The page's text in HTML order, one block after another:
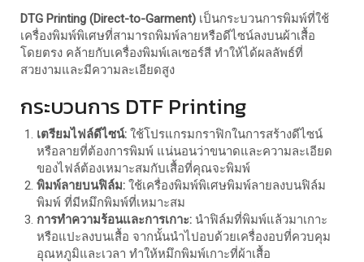
DTG Printing (Direct-to-Garment) เป็นกระบวนการพิมพ์ที่ใช้
เครื่องพิมพ์พิเศษที่สามารถพิมพ์ลายหรือดีไซน์ลงบนผ้าเสื้อ
โดยตรง คล้ายกับเครื่องพิมพ์เลเซอร์สี ทำให้ได้ผลลัพธ์ที่
สวยงามและมีความละเอียดสูง
กระบวนการ DTF Printing
เตรียมไฟล์ดีไซน์: ใช้โปรแกรมกราฟิกในการสร้างดีไซน์
หรือลายที่ต้องการพิมพ์ แน่นอนว่าขนาดและความละเอียด
ของไฟล์ต้องเหมาะสมกับเสื้อที่คุณจะพิมพ์
พิมพ์ลายบนฟิล์ม: ใช้เครื่องพิมพ์พิเศษพิมพ์ลายลงบนฟิล์ม
พิมพ์ ที่มีหมึกพิมพ์ที่เหมาะสม
การทำความร้อนและการเกาะ: นำฟิล์มที่พิมพ์แล้วมาเกาะ
หรือแปะลงบนเสื้อ จากนั้นนำไปอบด้วยเครื่องอบที่ควบคุม
อุณหภูมิและเวลา ทำให้หมึกพิมพ์เกาะที่ผ้าเสื้อ